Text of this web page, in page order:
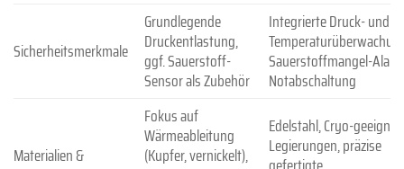
Sicherheitsmerkmale
Grundlegende
Druckentlastung,
ggf. Sauerstoff-
Sensor als Zubehör
Integrierte Druck- und
Sauerstoffmangel-
Notabschaltung
Materialien &
Fokus auf
Wärmeableitung
(Kupfer, vernickelt),
Edelstahl, Cryo-
Legierungen, präzise